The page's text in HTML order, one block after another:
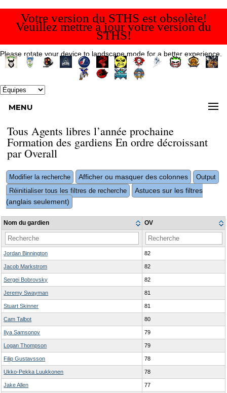
Votre version du STHS est obsolète!
Veuillez mettre à jour votre version du
STHS!
Please rotate your device to landscape mode for a better experience.
MENU
Tous Agents libres l’année prochaine
Formation des gardiens En ordre décroissant
par Overall
Modifier la recherche Afficher ou masquer des colonnes
Output
Réinitialiser tous les filtres de recherche
Astuces sur les filtres
(anglais seulement)
Nom du gardien OV
Jordan Binnington 82
Jacob Markstrom 82
Sergei Bobrovsky 82
Jeremy Swayman 81
Stuart Skinner 81
Cam Talbot 80
Ilya Samsonov 79
Logan Thompson 79
Filip Gustavsson 78
Ukko-Pekka Luukkonen 78
Jake Allen 77